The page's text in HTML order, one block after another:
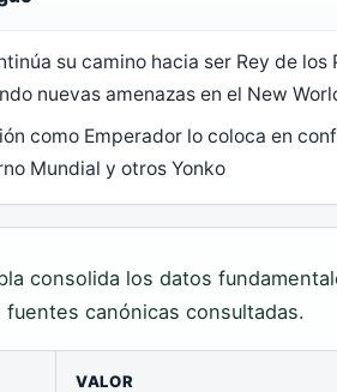
su camino hacia ser Rey de los
nuevas amenazas en el New
como Emperador lo coloca en
Mundial y otros Yonko
consolida los datos
fuentes canónicas consultadas.
VALOR